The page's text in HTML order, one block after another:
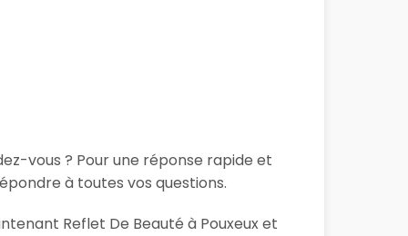
vous ? Pour une réponse rapide et
à toutes vos questions.
Reflet De Beauté à Pouxeux et